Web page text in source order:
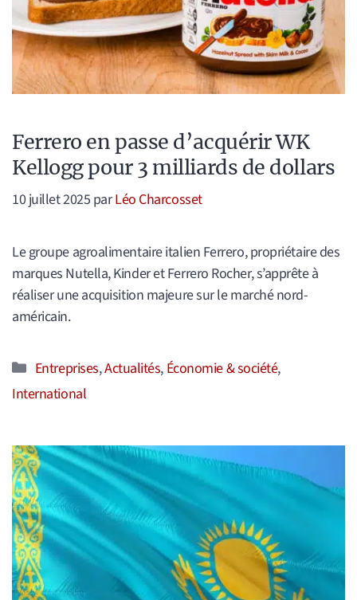
Ferrero en passe d’acquérir WK
Kellogg pour 3 milliards de dollars
10 juillet 2025 parLéo Charcosset
Le groupe agroalimentaire italien Ferrero, propriétaire des
marques Nutella, Kinder et Ferrero Rocher, s’apprête à
réaliser une acquisition majeure sur le marché nord-
américain.
Catégories
Entreprises,Actualités, Économie & société,
International